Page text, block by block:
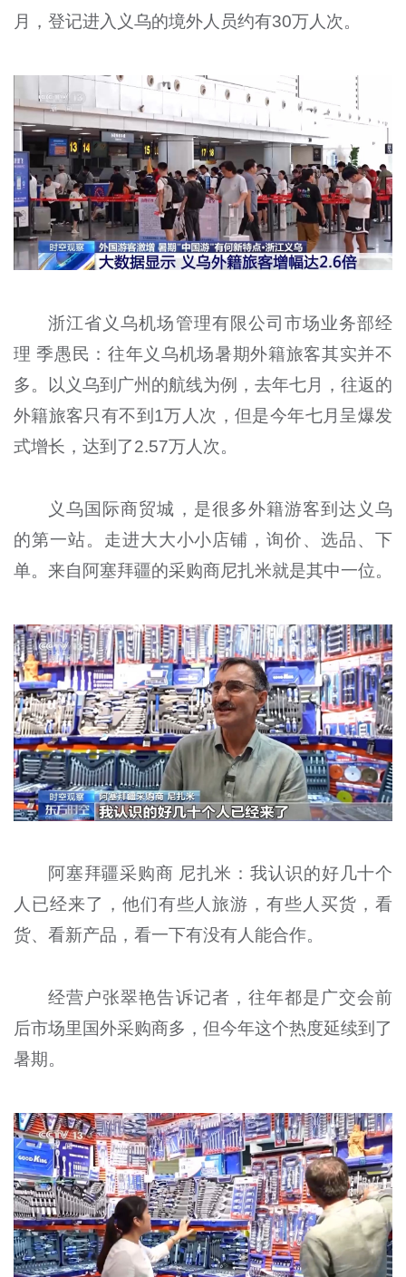
月，登记进入义乌的境外人员约有30万人次。
浙江省义乌机场管理有限公司市场业务部经
理 季愚民：往年义乌机场暑期外籍旅客其实并不
多。以义乌到广州的航线为例，去年七月，往返的
外籍旅客只有不到1万人次，但是今年七月呈爆发
式增长，达到了2.57万人次。
义乌国际商贸城，是很多外籍游客到达义乌
的第一站。走进大大小小店铺，询价、选品、下
单。来自阿塞拜疆的采购商尼扎米就是其中一位。
阿塞拜疆采购商 尼扎米：我认识的好几十个
人已经来了，他们有些人旅游，有些人买货，看
货、看新产品，看一下有没有人能合作。
经营户张翠艳告诉记者，往年都是广交会前
后市场里国外采购商多，但今年这个热度延续到了
暑期。